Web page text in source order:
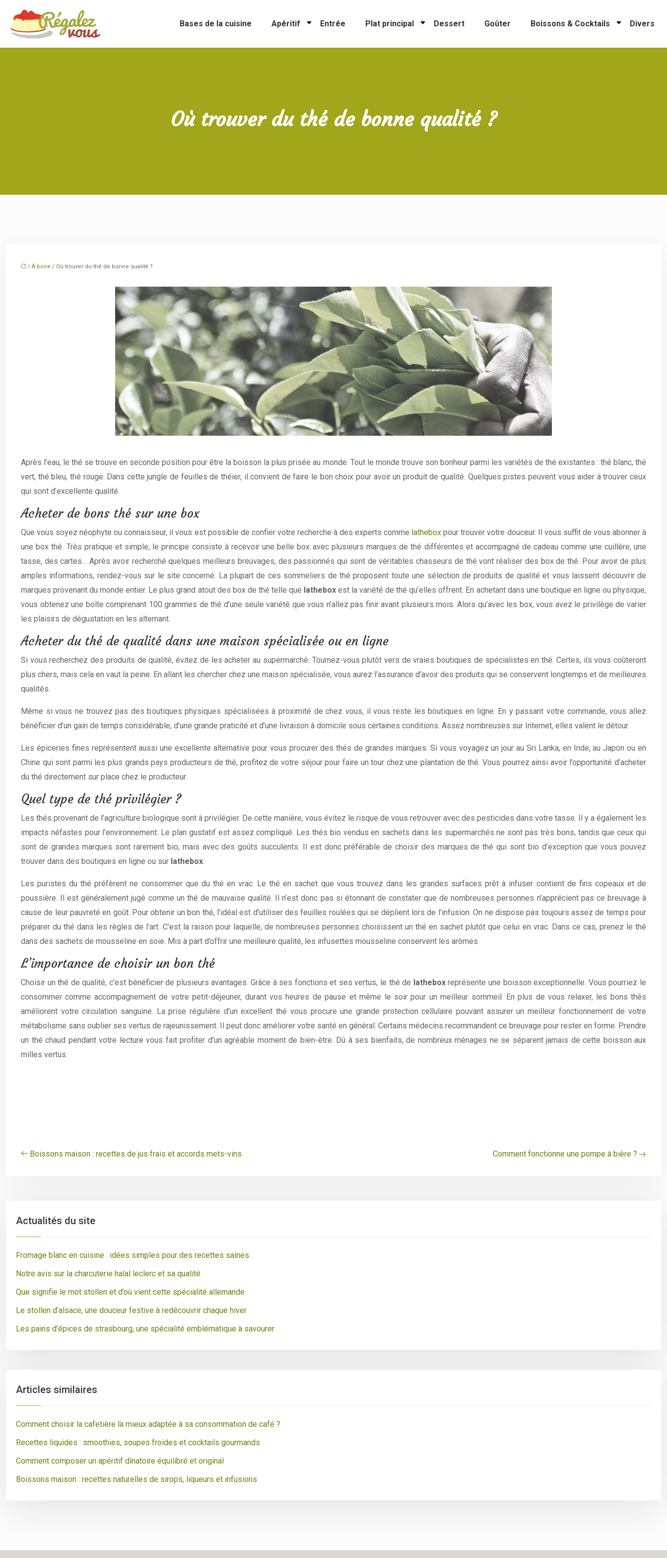
Bases de la cuisine Apéritif Entrée Plat principal Dessert Goûter Boissons & Cocktails Divers
Où trouver du thé de bonne qualité ?
/ À boire / Où trouver du thé de bonne qualité ?
Après l’eau, le thé se trouve en seconde position pour être la boisson la plus prisée au monde. Tout le monde trouve son bonheur parmi les variétés de thé existantes : thé blanc, thé
vert, thé bleu, thé rouge. Dans cette jungle de feuilles de théier, il convient de faire le bon choix pour avoir un produit de qualité. Quelques pistes peuvent vous aider à trouver ceux
qui sont d’excellente qualité.
Acheter de bons thé sur une box
Que vous soyez néophyte ou connaisseur, il vous est possible de confier votre recherche à des experts comme lathebox pour trouver votre douceur. Il vous suffit de vous abonner à
une box thé. Très pratique et simple, le principe consiste à recevoir une belle box avec plusieurs marques de thé différentes et accompagné de cadeau comme une cuillère, une
tasse, des cartes… Après avoir recherché quelques meilleurs breuvages, des passionnés qui sont de véritables chasseurs de thé vont réaliser des box de thé. Pour avoir de plus
amples informations, rendez-vous sur le site concerné. La plupart de ces sommeliers de thé proposent toute une sélection de produits de qualité et vous laissent découvrir de
marques provenant du monde entier. Le plus grand atout des box de thé telle que latheboxest la variété de thé qu’elles offrent. En achetant dans une boutique en ligne ou physique,
vous obtenez une boîte comprenant 100 grammes de thé d’une seule variété que vous n’allez pas finir avant plusieurs mois. Alors qu’avec les box, vous avez le privilège de varier
les plaisirs de dégustation en les alternant.
Acheter du thé de qualité dans une maison spécialisée ou en ligne
Si vous recherchez des produits de qualité, évitez de les acheter au supermarché. Tournez-vous plutôt vers de vraies boutiques de spécialistes en thé. Certes, ils vous coûteront
plus chers, mais cela en vaut la peine. En allant les chercher chez une maison spécialisée, vous aurez l’assurance d’avoir des produits qui se conservent longtemps et de meilleures
qualités.
Même si vous ne trouvez pas des boutiques physiques spécialisées à proximité de chez vous, il vous reste les boutiques en ligne. En y passant votre commande, vous allez
bénéficier d’un gain de temps considérable, d’une grande praticité et d’une livraison à domicile sous certaines conditions. Assez nombreuses sur Internet, elles valent le détour.
Les épiceries fines représentent aussi une excellente alternative pour vous procurer des thés de grandes marques. Si vous voyagez un jour au Sri Lanka, en Inde, au Japon ou en
Chine qui sont parmi les plus grands pays producteurs de thé, profitez de votre séjour pour faire un tour chez une plantation de thé. Vous pourrez ainsi avoir l’opportunité d’acheter
du thé directement sur place chez le producteur.
Quel type de thé privilégier ?
Les thés provenant de l’agriculture biologique sont à privilégier. De cette manière, vous évitez le risque de vous retrouver avec des pesticides dans votre tasse. Il y a également les
impacts néfastes pour l’environnement. Le plan gustatif est assez compliqué. Les thés bio vendus en sachets dans les supermarchés ne sont pas très bons, tandis que ceux qui
sont de grandes marques sont rarement bio, mais avec des goûts succulents. Il est donc préférable de choisir des marques de thé qui sont bio d’exception que vous pouvez
trouver dans des boutiques en ligne ou sur lathebox.
Les puristes du thé préfèrent ne consommer que du thé en vrac. Le thé en sachet que vous trouvez dans les grandes surfaces prêt à infuser contient de fins copeaux et de
poussière. Il est généralement jugé comme un thé de mauvaise qualité. Il n’est donc pas si étonnant de constater que de nombreuses personnes n’apprécient pas ce breuvage à
cause de leur pauvreté en goût. Pour obtenir un bon thé, l’idéal est d’utiliser des feuilles roulées qui se déplient lors de l’infusion. On ne dispose pas toujours assez de temps pour
préparer du thé dans les règles de l’art. C’est la raison pour laquelle, de nombreuses personnes choisissent un thé en sachet plutôt que celui en vrac. Dans ce cas, prenez le thé
dans des sachets de mousseline en soie. Mis à part d’offrir une meilleure qualité, les infusettes mousseline conservent les arômes.
L’importance de choisir un bon thé
Choisir un thé de qualité, c’est bénéficier de plusieurs avantages. Grâce à ses fonctions et ses vertus, le thé de latheboxreprésente une boisson exceptionnelle. Vous pourriez le
consommer comme accompagnement de votre petit-déjeuner, durant vos heures de pause et même le soir pour un meilleur sommeil. En plus de vous relaxer, les bons thés
améliorent votre circulation sanguine. La prise régulière d’un excellent thé vous procure une grande protection cellulaire pouvant assurer un meilleur fonctionnement de votre
métabolisme sans oublier ses vertus de rajeunissement. Il peut donc améliorer votre santé en général. Certains médecins recommandent ce breuvage pour rester en forme. Prendre
un thé chaud pendant votre lecture vous fait profiter d’un agréable moment de bien-être. Dû à ses bienfaits, de nombreux ménages ne se séparent jamais de cette boisson aux
milles vertus.
Boissons maison : recettes de jus frais et accords mets-vins Comment fonctionne une pompe à bière ?
Actualités du site
Fromage blanc en cuisine : idées simples pour des recettes saines
Notre avis sur la charcuterie halal leclerc et sa qualité
Que signifie le mot stollen et d’où vient cette spécialité allemande
Le stollen d’alsace, une douceur festive à redécouvrir chaque hiver
Les pains d’épices de strasbourg, une spécialité emblématique à savourer
Articles similaires
Comment choisir la cafetière la mieux adaptée à sa consommation de café ?
Recettes liquides : smoothies, soupes froides et cocktails gourmands
Comment composer un apéritif dînatoire équilibré et original
Boissons maison : recettes naturelles de sirops, liqueurs et infusions